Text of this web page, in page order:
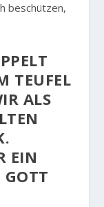
beschützen,
TEUFEL
ALS
EIN
GOTT